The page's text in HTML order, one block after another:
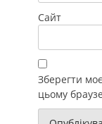
Сайт
Зберегти
цьому